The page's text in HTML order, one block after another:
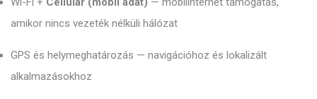
amikor nincs vezeték nélküli hálózat
GPS és helymeghatározás — navigációhoz és lokalizált
alkalmazásokhoz